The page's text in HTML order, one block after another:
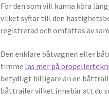
För den som vill kunna köra
vilket syftar till den
registrerad och omfattas av
Den enklare båtvagnen eller
timme läs mer på
betydligt billigare än en
båttrailer vilket innebär att du